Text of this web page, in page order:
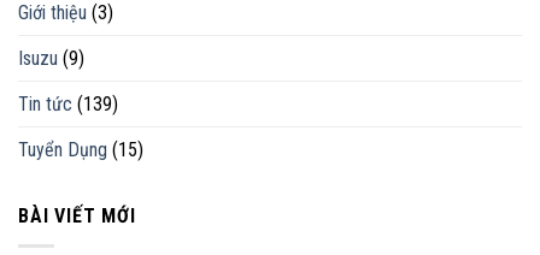
Giới thiệu (3)
Isuzu (9)
Tin tức (139)
Tuyển Dụng (15)
BÀI VIẾT MỚI